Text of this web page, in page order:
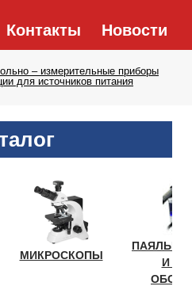
Контакты Новости
– измерительные приборы
для источников питания
МИКРОСКОПЫ
И